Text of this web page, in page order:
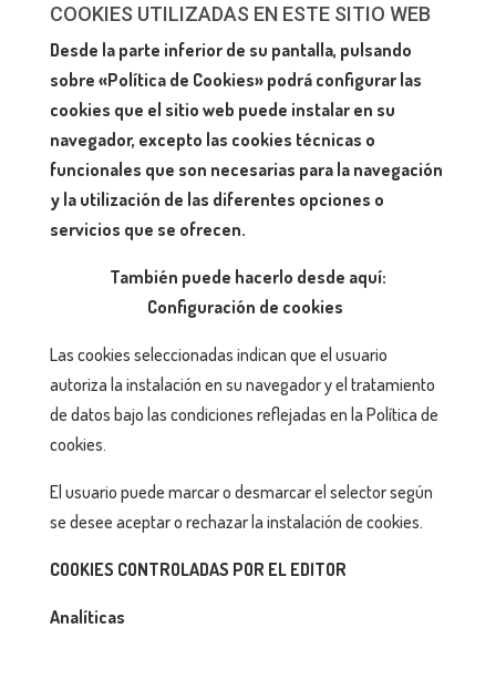
COOKIES UTILIZADAS EN ESTE SITIO WEB
Desde la parte inferior de su pantalla, pulsando
sobre «Política de Cookies» podrá configurar las
cookies que el sitio web puede instalar en su
navegador, excepto las cookies técnicas o
funcionales que son necesarias para la navegación
y la utilización de las diferentes opciones o
servicios que se ofrecen.
También puede hacerlo desde aquí:
Configuración de cookies
Las cookies seleccionadas indican que el usuario
autoriza la instalación en su navegador y el tratamiento
de datos bajo las condiciones reflejadas en la Política de
cookies.
El usuario puede marcar o desmarcar el selector según
se desee aceptar o rechazar la instalación de cookies.
COOKIES CONTROLADAS POR EL EDITOR
Analíticas